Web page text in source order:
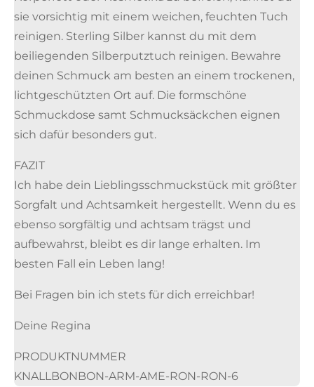
sie vorsichtig mit einem weichen, feuchten Tuch
reinigen. Sterling Silber kannst du mit dem
beiliegenden Silberputztuch reinigen. Bewahre
deinen Schmuck am besten an einem trockenen,
lichtgeschützten Ort auf. Die formschöne
Schmuckdose samt Schmucksäckchen eignen
sich dafür besonders gut.
FAZIT
Ich habe dein Lieblingsschmuckstück mit größter
Sorgfalt und Achtsamkeit hergestellt. Wenn du es
ebenso sorgfältig und achtsam trägst und
aufbewahrst, bleibt es dir lange erhalten. Im
besten Fall ein Leben lang!
Bei Fragen bin ich stets für dich erreichbar!
Deine Regina
PRODUKTNUMMER
KNALLBONBON-ARM-AME-RON-RON-6